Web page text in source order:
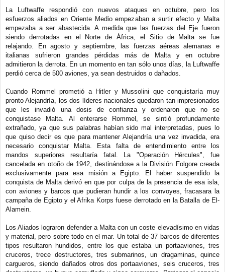
La Luftwaffe respondió con nuevos ataques en octubre, pero los
esfuerzos aliados en Oriente Medio empezaban a surtir efecto y Malta
empezaba a ser abastecida. A medida que las fuerzas del Eje fueron
siendo derrotadas en el Norte de África, el Sitio de Malta se fue
relajando. En agosto y septiembre, las fuerzas aéreas alemanas e
italianas sufrieron grandes pérdidas más de Malta y en octubre
admitieron la derrota. En un momento en tan sólo unos días, la Luftwaffe
perdió cerca de 500 aviones, ya sean destruidos o dañados.
Cuando Rommel prometió a Hitler y Mussolini que conquistaría muy
pronto Alejandría, los dos líderes nacionales quedaron tan impresionados
que les invadió una dosis de confianza y ordenaron que no se
conquistase Malta. Al enterarse Rommel, se sintió profundamente
extrañado, ya que sus palabras habían sido mal interpretadas, pues lo
que quiso decir es que para mantener Alejandría una vez invadida, era
necesario conquistar Malta. Esta falta de entendimiento entre los
mandos superiores resultaría fatal. La "Operación Hércules", fue
cancelada en otoño de 1942, destinándose a la División Folgore creada
exclusivamente para esa misión a Egipto. El haber suspendido la
conquista de Malta derivó en que por culpa de la presencia de esa isla,
con aviones y barcos que pudieran hundir a los convoyes, fracasara la
campaña de Egipto y el Afrika Korps fuese derrotado en la Batalla de El-
Alamein.
Los Aliados lograron defender a Malta con un coste elevadísimo en vidas
y material, pero sobre todo en el mar. Un total de 37 barcos de diferentes
tipos resultaron hundidos, entre los que estaba un portaaviones, tres
cruceros, trece destructores, tres submarinos, un dragaminas, quince
cargueros, siendo dañados otros dos portaaviones, seis cruceros, tres